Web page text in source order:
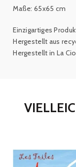
Maße: 65x65 cm
Einzigartiges
Hergestellt aus
Hergestellt in La